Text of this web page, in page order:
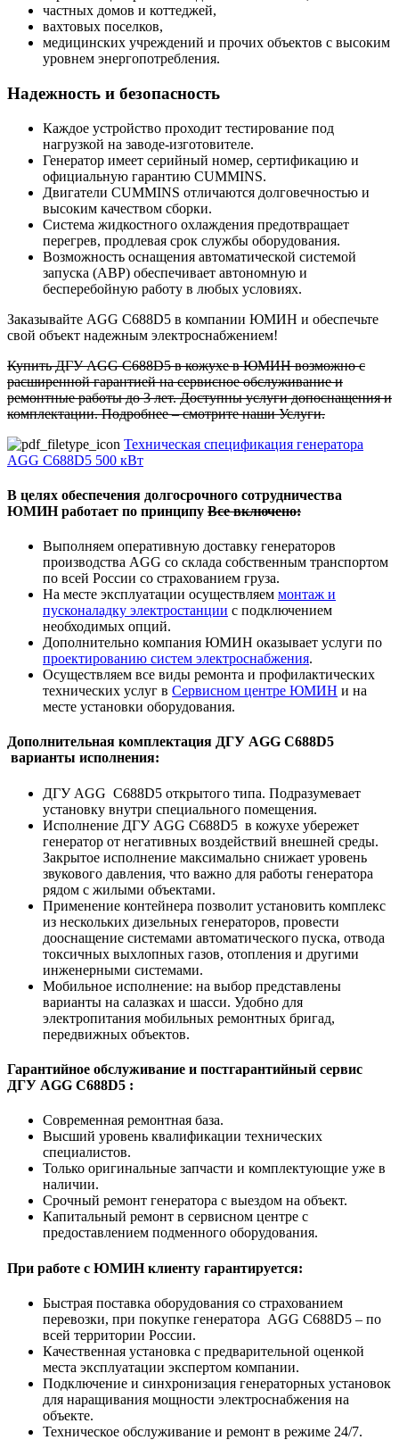
частных домов и коттеджей,
вахтовых поселков,
медицинских учреждений и прочих объектов с высоким
уровнем энергопотребления.
Надежность и безопасность
Каждое устройство проходит тестирование под
нагрузкой на заводе-изготовителе.
Генератор имеет серийный номер, сертификацию и
официальную гарантию CUMMINS.
Двигатели CUMMINS отличаются долговечностью и
высоким качеством сборки.
Система жидкостного охлаждения предотвращает
перегрев, продлевая срок службы оборудования.
Возможность оснащения автоматической системой
запуска (АВР) обеспечивает автономную и
бесперебойную работу в любых условиях.
Заказывайте AGG C688D5 в компании ЮМИН и обеспечьте
свой объект надежным электроснабжением!
Купить ДГУ AGG C688D5 в кожухе в ЮМИН возможно с
расширенной гарантией на сервисное обслуживание и
ремонтные работы до 3 лет. Доступны услуги допоснащения и
комплектации. Подробнее – смотрите наши Услуги.
Техническая спецификация генератора
AGG C688D5 500 кВт
В целях обеспечения долгосрочного сотрудничества
ЮМИН работает по принципу Все включено:
Выполняем оперативную доставку генераторов
производства AGG со склада собственным транспортом
по всей России со страхованием груза.
На месте эксплуатации осуществляем монтаж и
пусконаладку электростанции с подключением
необходимых опций.
Дополнительно компания ЮМИН оказывает услуги по
проектированию систем электроснабжения.
Осуществляем все виды ремонта и профилактических
технических услуг в Сервисном центре ЮМИН и на
месте установки оборудования.
Дополнительная комплектация ДГУ AGG C688D5
варианты исполнения:
ДГУ AGG C688D5 открытого типа. Подразумевает
установку внутри специального помещения.
Исполнение ДГУ AGG C688D5 в кожухе убережет
генератор от негативных воздействий внешней среды.
Закрытое исполнение максимально снижает уровень
звукового давления, что важно для работы генератора
рядом с жилыми объектами.
Применение контейнера позволит установить комплекс
из нескольких дизельных генераторов, провести
дооснащение системами автоматического пуска, отвода
токсичных выхлопных газов, отопления и другими
инженерными системами.
Мобильное исполнение: на выбор представлены
варианты на салазках и шасси. Удобно для
электропитания мобильных ремонтных бригад,
передвижных объектов.
Гарантийное обслуживание и постгарантийный сервис
ДГУ AGG C688D5 :
Современная ремонтная база.
Высший уровень квалификации технических
специалистов.
Только оригинальные запчасти и комплектующие уже в
наличии.
Срочный ремонт генератора с выездом на объект.
Капитальный ремонт в сервисном центре с
предоставлением подменного оборудования.
При работе с ЮМИН клиенту гарантируется:
Быстрая поставка оборудования со страхованием
перевозки, при покупке генератора AGG C688D5 – по
всей территории России.
Качественная установка с предварительной оценкой
места эксплуатации экспертом компании.
Подключение и синхронизация генераторных установок
для наращивания мощности электроснабжения на
объекте.
Техническое обслуживание и ремонт в режиме 24/7.